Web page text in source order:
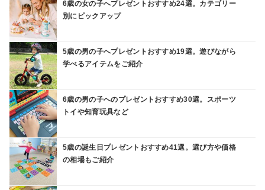
6歳の女の子へプレゼントおすすめ24選。カテゴリー
別にピックアップ
5歳の男の子へプレゼントおすすめ19選。遊びながら
学べるアイテムをご紹介
6歳の男の子へのプレゼントおすすめ30選。スポーツ
トイや知育玩具など
5歳の誕生日プレゼントおすすめ41選。選び方や価格
の相場もご紹介